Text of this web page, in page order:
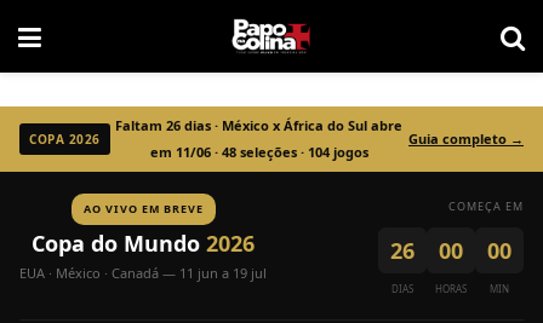
COPA 2026
Faltam26 dias · México x África do Sul abre
em 11/06 · 48 seleções · 104 jogos
Guia completo →
AO VIVO EM BREVE
Copa do Mundo 2026
EUA · México · Canadá — 11 jun a 19 jul
COMEÇA EM
26
DIAS
00
HORAS
00
MIN